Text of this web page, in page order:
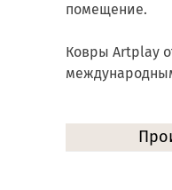
помещение.
Ковры Artplay